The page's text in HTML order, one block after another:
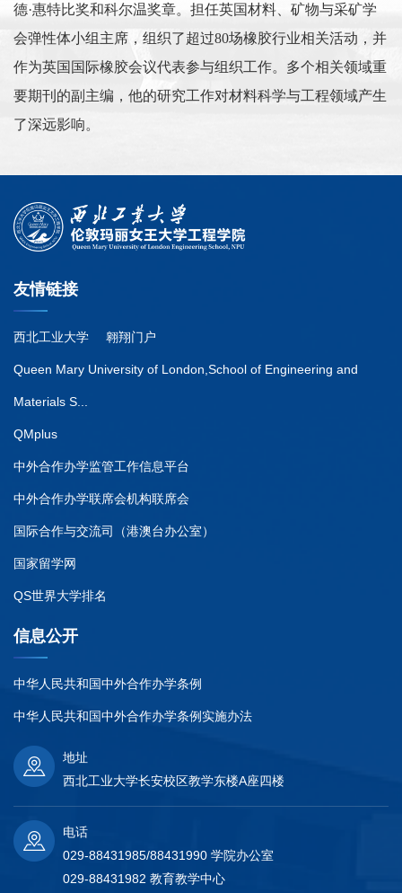
德·惠特比奖和科尔温奖章。担任英国材料、矿物与采矿学
会弹性体小组主席，组织了超过80场橡胶行业相关活动，并
作为英国国际橡胶会议代表参与组织工作。多个相关领域重
要期刊的副主编，他的研究工作对材料科学与工程领域产生
了深远影响。
友情链接
西北工业大学 翱翔门户
Queen Mary University of London,School of Engineering and
Materials S...
QMplus
中外合作办学监管工作信息平台
中外合作办学联席会机构联席会
国际合作与交流司（港澳台办公室）
国家留学网
QS世界大学排名
信息公开
中华人民共和国中外合作办学条例
中华人民共和国中外合作办学条例实施办法
地址
西北工业大学长安校区教学东楼A座四楼
电话
029-88431985/88431990 学院办公室
029-88431982 教育教学中心